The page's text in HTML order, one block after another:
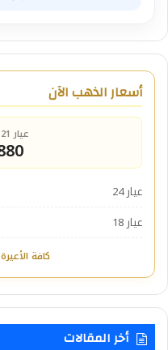
أسعار الذهب الآن
عيار 21 (الأكثر مبيعاً)
عيار 24
عيار 18
كافة
أخر المقالات